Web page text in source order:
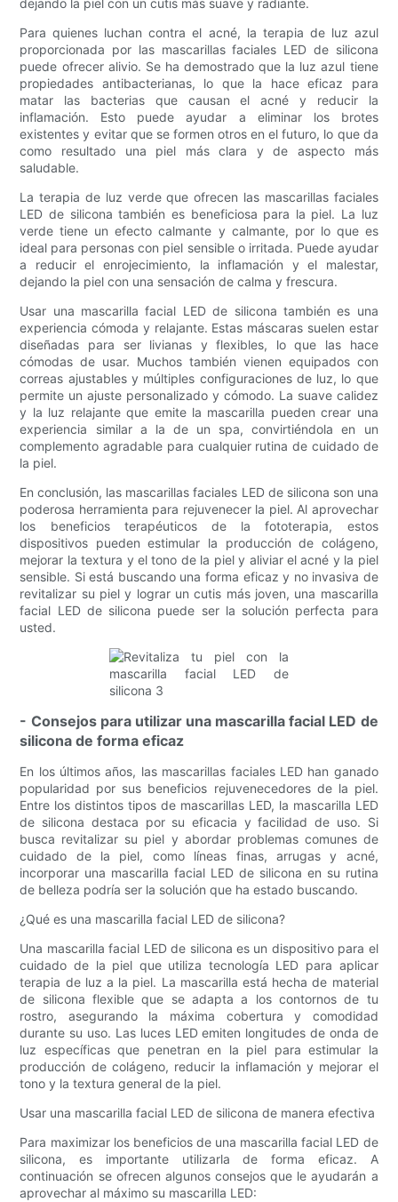
dejando la piel con un cutis más suave y radiante.
Para quienes luchan contra el acné, la terapia de luz azul
proporcionada por las mascarillas faciales LED de silicona
puede ofrecer alivio. Se ha demostrado que la luz azul tiene
propiedades antibacterianas, lo que la hace eficaz para
matar las bacterias que causan el acné y reducir la
inflamación. Esto puede ayudar a eliminar los brotes
existentes y evitar que se formen otros en el futuro, lo que da
como resultado una piel más clara y de aspecto más
saludable.
La terapia de luz verde que ofrecen las mascarillas faciales
LED de silicona también es beneficiosa para la piel. La luz
verde tiene un efecto calmante y calmante, por lo que es
ideal para personas con piel sensible o irritada. Puede ayudar
a reducir el enrojecimiento, la inflamación y el malestar,
dejando la piel con una sensación de calma y frescura.
Usar una mascarilla facial LED de silicona también es una
experiencia cómoda y relajante. Estas máscaras suelen estar
diseñadas para ser livianas y flexibles, lo que las hace
cómodas de usar. Muchos también vienen equipados con
correas ajustables y múltiples configuraciones de luz, lo que
permite un ajuste personalizado y cómodo. La suave calidez
y la luz relajante que emite la mascarilla pueden crear una
experiencia similar a la de un spa, convirtiéndola en un
complemento agradable para cualquier rutina de cuidado de
la piel.
En conclusión, las mascarillas faciales LED de silicona son una
poderosa herramienta para rejuvenecer la piel. Al aprovechar
los beneficios terapéuticos de la fototerapia, estos
dispositivos pueden estimular la producción de colágeno,
mejorar la textura y el tono de la piel y aliviar el acné y la piel
sensible. Si está buscando una forma eficaz y no invasiva de
revitalizar su piel y lograr un cutis más joven, una mascarilla
facial LED de silicona puede ser la solución perfecta para
usted.
- Consejos para utilizar una mascarilla facial LED de
silicona de forma eficaz
En los últimos años, las mascarillas faciales LED han ganado
popularidad por sus beneficios rejuvenecedores de la piel.
Entre los distintos tipos de mascarillas LED, la mascarilla LED
de silicona destaca por su eficacia y facilidad de uso. Si
busca revitalizar su piel y abordar problemas comunes de
cuidado de la piel, como líneas finas, arrugas y acné,
incorporar una mascarilla facial LED de silicona en su rutina
de belleza podría ser la solución que ha estado buscando.
¿Qué es una mascarilla facial LED de silicona?
Una mascarilla facial LED de silicona es un dispositivo para el
cuidado de la piel que utiliza tecnología LED para aplicar
terapia de luz a la piel. La mascarilla está hecha de material
de silicona flexible que se adapta a los contornos de tu
rostro, asegurando la máxima cobertura y comodidad
durante su uso. Las luces LED emiten longitudes de onda de
luz específicas que penetran en la piel para estimular la
producción de colágeno, reducir la inflamación y mejorar el
tono y la textura general de la piel.
Usar una mascarilla facial LED de silicona de manera efectiva
Para maximizar los beneficios de una mascarilla facial LED de
silicona, es importante utilizarla de forma eficaz. A
continuación se ofrecen algunos consejos que le ayudarán a
aprovechar al máximo su mascarilla LED: